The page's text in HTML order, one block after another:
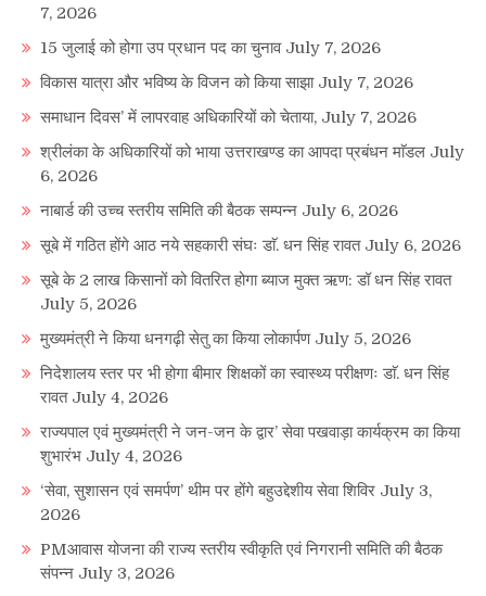
7, 2026
15 जुलाई को होगा उप प्रधान पद का चुनाव July 7, 2026
विकास यात्रा और भविष्य के विजन को किया साझा July 7, 2026
समाधान दिवस’ में लापरवाह अधिकारियों को चेताया, July 7, 2026
श्रीलंका के अधिकारियों को भाया उत्तराखण्ड का आपदा प्रबंधन माॅडल July
6, 2026
नाबार्ड की उच्च स्तरीय समिति की बैठक सम्पन्न July 6, 2026
सूबे में गठित होंगे आठ नये सहकारी संघः डाॅ. धन सिंह रावत July 6, 2026
सूबे के 2 लाख किसानों को वितरित होगा ब्याज मुक्त ऋण: डॉ धन सिंह रावत
July 5, 2026
मुख्यमंत्री ने किया धनगढ़ी सेतु का किया लोकार्पण July 5, 2026
निदेशालय स्तर पर भी होगा बीमार शिक्षकों का स्वास्थ्य परीक्षणः डाॅ. धन सिंह
रावत July 4, 2026
राज्यपाल एवं मुख्यमंत्री ने जन-जन के द्वार’ सेवा पखवाड़ा कार्यक्रम का किया
शुभारंभ July 4, 2026
‘सेवा, सुशासन एवं समर्पण’ थीम पर होंगे बहुउद्देशीय सेवा शिविर July 3,
2026
PMआवास योजना की राज्य स्तरीय स्वीकृति एवं निगरानी समिति की बैठक
संपन्न July 3, 2026